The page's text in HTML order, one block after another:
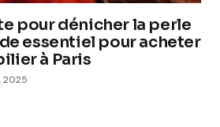
pour dénicher la perle
essentiel pour acheter
à Paris
2025